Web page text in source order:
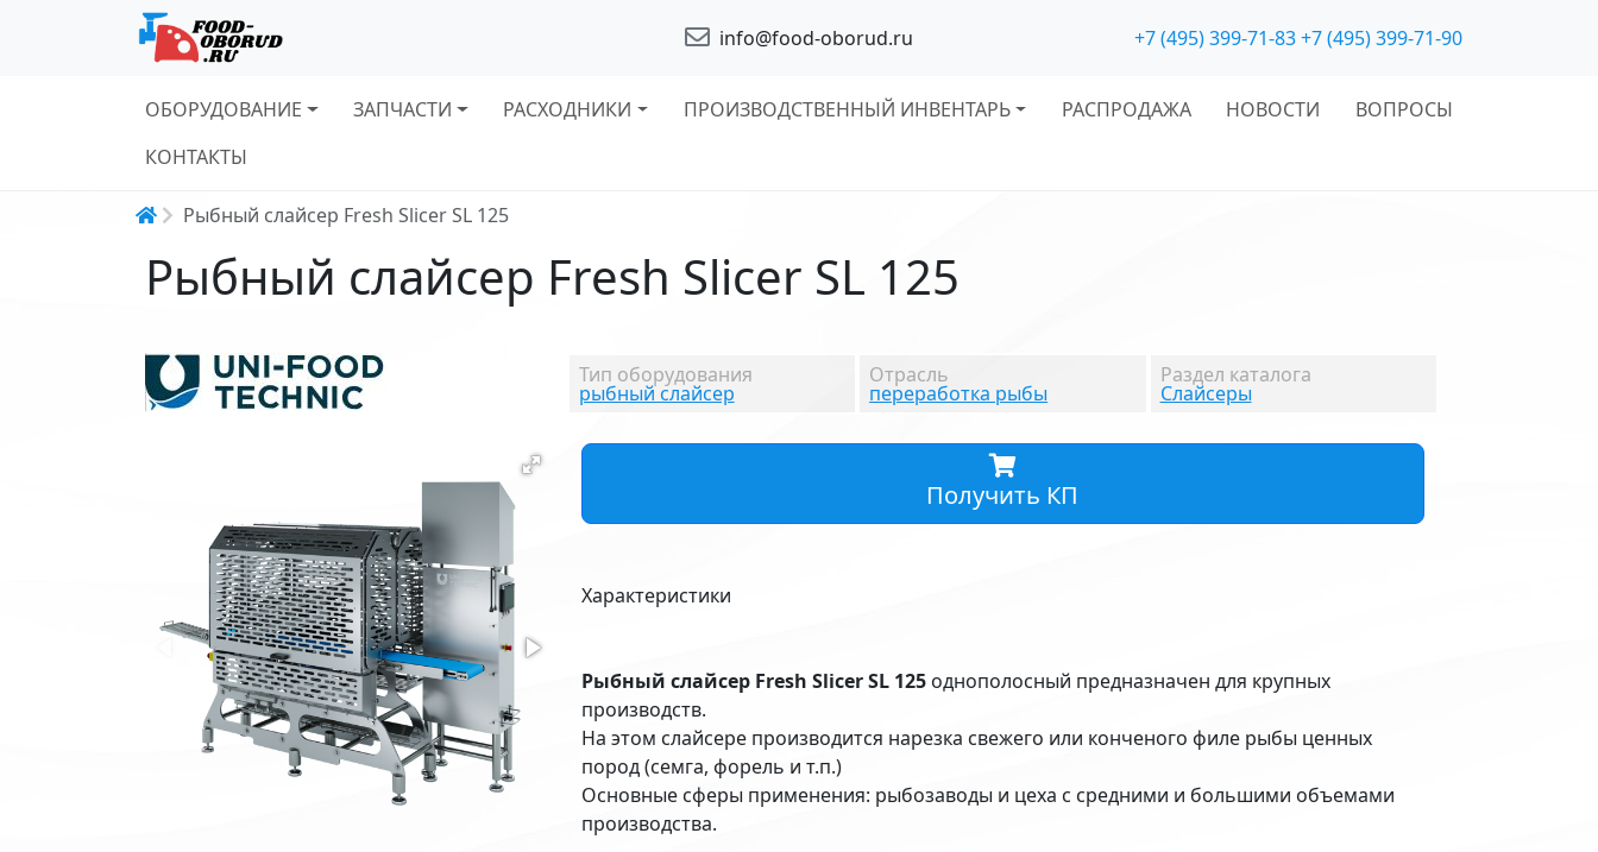
info@food-oborud.ru +7 (495) 399-71-83+7 (495) 399-71-90
Основная навигация
ОБОРУДОВАНИЕ ЗАПЧАСТИ РАСХОДНИКИ ПРОИЗВОДСТВЕННЫЙ ИНВЕНТАРЬ РАСПРОДАЖА НОВОСТИ
ВОПРОСЫ
КОНТАКТЫ
Строка навигации
Рыбный слайсер Fresh Slicer SL 125
Рыбный слайсер Fresh Slicer SL 125
Тип оборудования
рыбный слайсер
Отрасль
переработка рыбы
Раздел каталога
Слайсеры
Получить КП
Характеристики
Рыбный слайсер Fresh Slicer SL 125однополосный предназначен для крупных
производств.
На этом слайсере производится нарезка свежего или конченого филе рыбы ценных
пород (семга, форель и т.п.)
Основные сферы применения: рыбозаводы и цеха с средними и большими объемами
производства.